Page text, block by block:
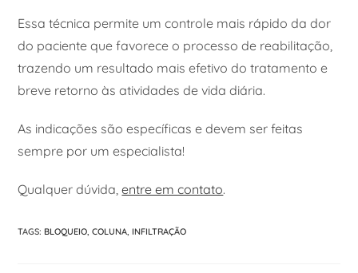
Essa técnica permite um controle mais rápido da dor
do paciente que favorece o processo de reabilitação,
trazendo um resultado mais efetivo do tratamento e
breve retorno às atividades de vida diária.
As indicações são específicas e devem ser feitas
sempre por um especialista!
Qualquer dúvida,entre em contato.
TAGS: BLOQUEIO, COLUNA, INFILTRAÇÃO